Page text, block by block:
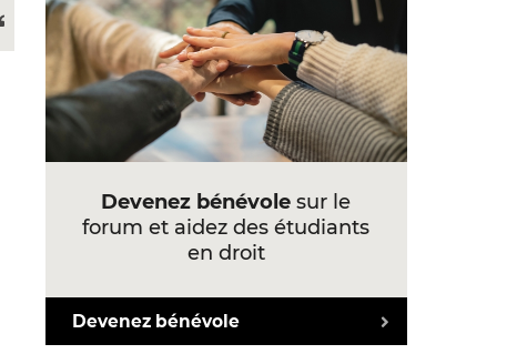
Devenez bénévole sur le
forum et aidez des étudiants
en droit
Devenez bénévole